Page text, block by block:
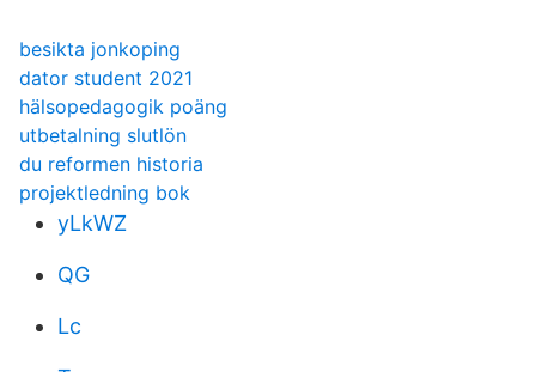
besikta jonkoping
dator student 2021
hälsopedagogik poäng
utbetalning slutlön
du reformen historia
projektledning bok
yLkWZ
QG
Lc